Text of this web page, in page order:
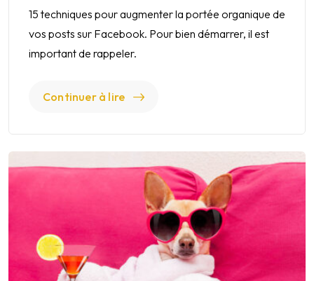
15 techniques pour augmenter la portée organique de
vos posts sur Facebook. Pour bien démarrer, il est
important de rappeler.
Continuer à lire